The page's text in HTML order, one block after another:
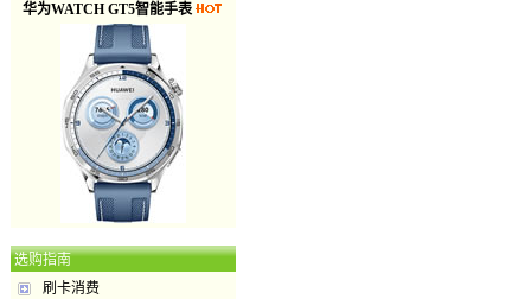
华为WATCH GT5智能手表
选购指南
刷卡消费